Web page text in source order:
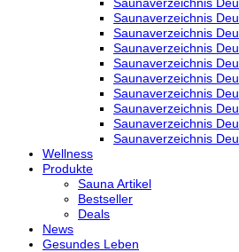
Saunaverzeichnis
Saunaverzeichnis
Saunaverzeichnis
Saunaverzeichnis
Saunaverzeichnis
Saunaverzeichnis
Saunaverzeichnis
Saunaverzeichnis
Saunaverzeichnis
Wellness
Produkte
Sauna Artikel
Bestseller
Deals
News
Gesundes Leben